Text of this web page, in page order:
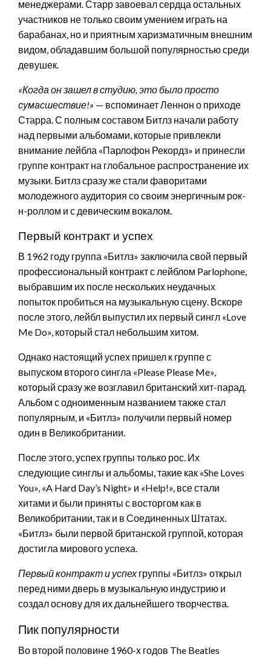
менеджерами. Старр завоевал сердца остальных
участников не только своим умением играть на
барабанах, но и приятным харизматичным внешним
видом, обладавшим большой популярностью среди
девушек.
«Когда он зашел в студию, это было просто
сумасшествие!» — вспоминает Леннон о приходе
Старра. С полным составом Битлз начали работу
над первыми альбомами, которые привлекли
внимание лейбла «Парлофон Рекордз» и принесли
группе контракт на глобальное распространение их
музыки. Битлз сразу же стали фаворитами
молодежного аудитория со своим энергичным рок-
н-роллом и с девическим вокалом.
Первый контракт и успех
В 1962 году группа «Битлз» заключила свой первый
профессиональный контракт с лейблом Parlophone,
выбравшим их после нескольких неудачных
попыток пробиться на музыкальную сцену. Вскоре
после этого, лейбл выпустил их первый сингл «Love
Me Do», который стал небольшим хитом.
Однако настоящий успех пришел к группе с
выпуском второго сингла «Please Please Me»,
который сразу же возглавил британский хит-парад.
Альбом с одноименным названием также стал
популярным, и «Битлз» получили первый номер
один в Великобритании.
После этого, успех группы только рос. Их
следующие синглы и альбомы, такие как «She Loves
You», «A Hard Day’s Night» и «Help!», все стали
хитами и были приняты с восторгом как в
Великобритании, так и в Соединенных Штатах.
«Битлз» были первой британской группой, которая
достигла мирового успеха.
Первый контракт и успехгруппы «Битлз» открыл
перед ними дверь в музыкальную индустрию и
создал основу для их дальнейшего творчества.
Пик популярности
Во второй половине 1960-х годов The Beatles